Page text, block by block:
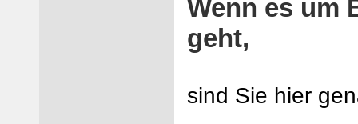
Wenn es um
geht,
sind Sie hier